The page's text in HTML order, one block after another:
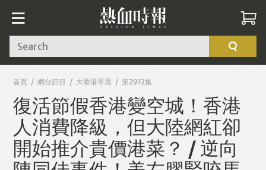
Search
首頁 網台節目 大香港早晨 第2912集
復活節假香港變空城！香港
人消費降級，但大陸網紅卻
開始推介貴價港菜？ / 逆向